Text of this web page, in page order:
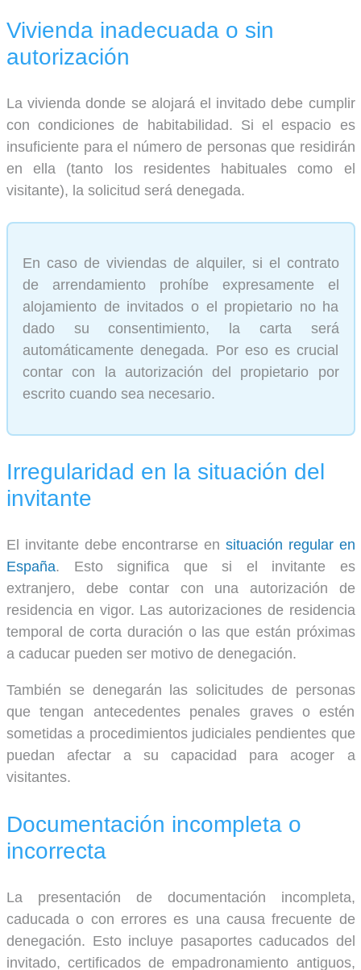
Vivienda inadecuada o sin
autorización
La vivienda donde se alojará el invitado debe cumplir
con condiciones de habitabilidad. Si el espacio es
insuficiente para el número de personas que residirán
en ella (tanto los residentes habituales como el
visitante), la solicitud será denegada.
En caso de viviendas de alquiler, si el contrato
de arrendamiento prohíbe expresamente el
alojamiento de invitados o el propietario no ha
dado su consentimiento, la carta será
automáticamente denegada. Por eso es crucial
contar con la autorización del propietario por
escrito cuando sea necesario.
Irregularidad en la situación del
invitante
El invitante debe encontrarse en situación regular en
España. Esto significa que si el invitante es
extranjero, debe contar con una autorización de
residencia en vigor. Las autorizaciones de residencia
temporal de corta duración o las que están próximas
a caducar pueden ser motivo de denegación.
También se denegarán las solicitudes de personas
que tengan antecedentes penales graves o estén
sometidas a procedimientos judiciales pendientes que
puedan afectar a su capacidad para acoger a
visitantes.
Documentación incompleta o
incorrecta
La presentación de documentación incompleta,
caducada o con errores es una causa frecuente de
denegación. Esto incluye pasaportes caducados del
invitado, certificados de empadronamiento antiguos,